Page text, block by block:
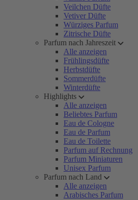
Veilchen Düfte
Vetiver Düfte
Würziges Parfum
Zitrische Düfte
Parfum nach Jahreszeit
Alle anzeigen
Frühlingsdüfte
Herbstdüfte
Sommerdüfte
Winterdüfte
Highlights
Alle anzeigen
Beliebtes Parfum
Eau de Cologne
Eau de Parfum
Eau de Toilette
Parfum auf Rechnung
Parfum Miniaturen
Unisex Parfum
Parfum nach Land
Alle anzeigen
Arabisches Parfum